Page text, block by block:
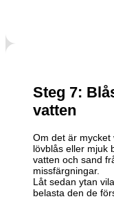
Steg 7:
vatten
Om det är mycket
lövblås eller mjuk
vatten och sand
missfärgningar.
Låt sedan ytan
belasta den de